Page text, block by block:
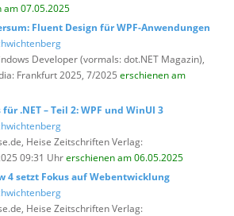
am 07.05.2025
Fluent Design für WPF-Anwendungen
Developer (vormals: dot.NET Magazin),
Frankfurt 2025, 7/2025 erschienen am
.NET – Teil 2: WPF und WinUI 3
Heise Zeitschriften Verlag:
09:31 Uhrerschienen am 06.05.2025
4 setzt Fokus auf Webentwicklung
Heise Zeitschriften Verlag: